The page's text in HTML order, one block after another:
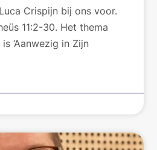
Crispijn bij ons voor.
11:2-30. Het thema
‘Aanwezig in Zijn